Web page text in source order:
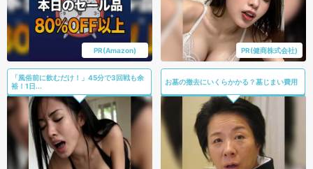
PR(Amazon) PR(健商株式会社)
「風俗前に飲むだけ！」45分で3回戦も余
裕！1日...
お墓の撤去にいくらかかる？墓じまい費用